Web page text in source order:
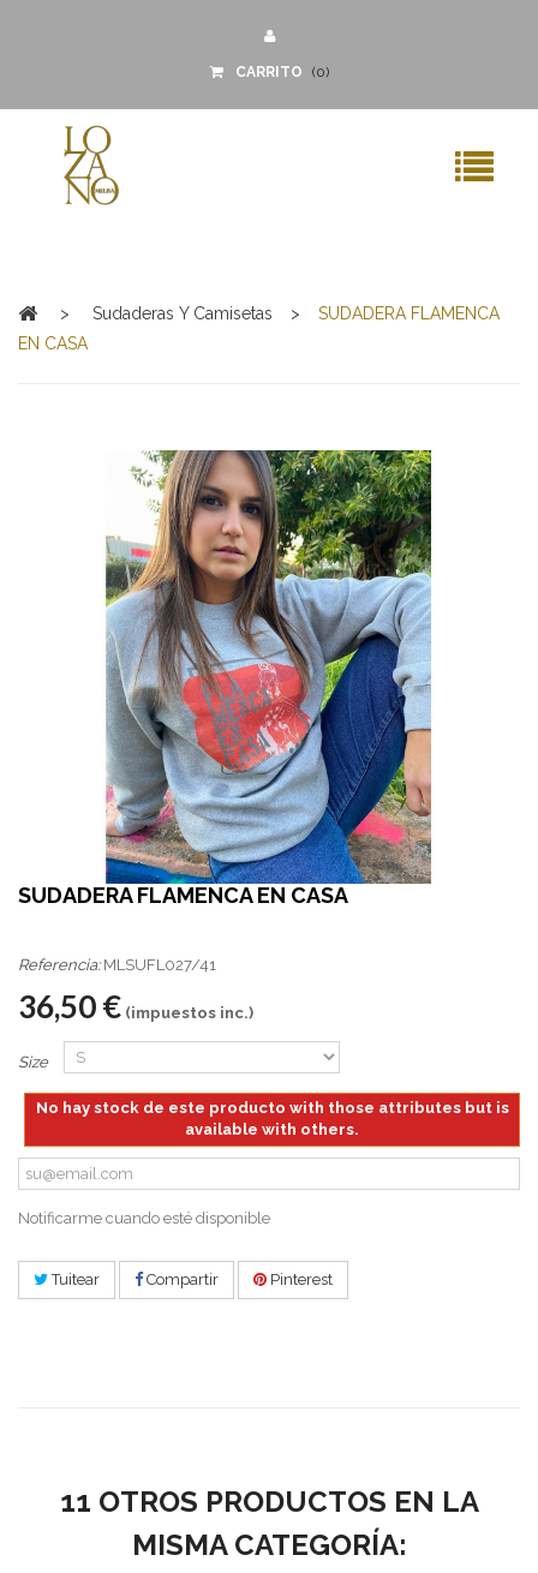
CARRITO (0)
> Sudaderas Y Camisetas >
SUDADERA FLAMENCA
EN CASA
SUDADERA FLAMENCA EN CASA
Referencia: MLSUFL027/41
36,50 € (impuestos inc.)
Size
No hay stock de este producto with those attributes but is
available with others.
Notificarme cuando esté disponible
Tuitear Compartir Pinterest
11 OTROS PRODUCTOS EN LA
MISMA CATEGORÍA: